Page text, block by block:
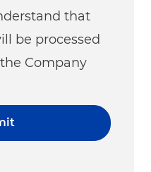
that
be processed
Company